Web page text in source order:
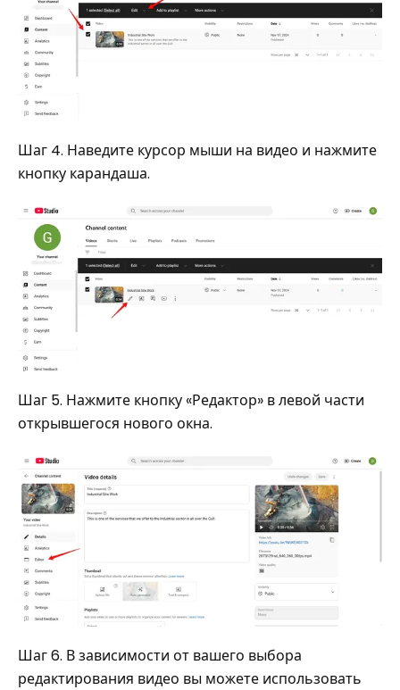
Шаг 4. Наведите курсор мыши на видео и нажмите
кнопку карандаша.
Шаг 5. Нажмите кнопку «Редактор» в левой части
открывшегося нового окна.
Шаг 6. В зависимости от вашего выбора
редактирования видео вы можете использовать